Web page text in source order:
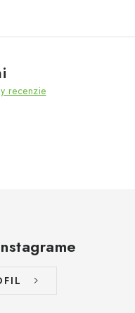
recenzie